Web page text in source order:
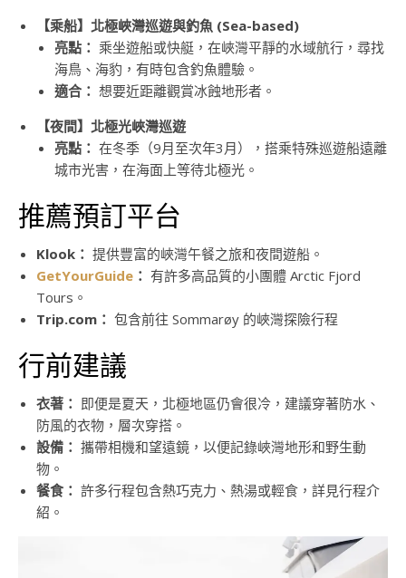
【乘船】北極峽灣巡遊與釣魚 (Sea-based)
亮點： 乘坐遊船或快艇，在峽灣平靜的水域航行，尋找
海鳥、海豹，有時包含釣魚體驗。
適合： 想要近距離觀賞冰蝕地形者。
【夜間】北極光峽灣巡遊
亮點： 在冬季（9月至次年3月），搭乘特殊巡遊船遠離
城市光害，在海面上等待北極光。
推薦預訂平台
Klook： 提供豐富的峽灣午餐之旅和夜間遊船。
GetYourGuide ： 有許多高品質的小團體 Arctic Fjord
Tours。
Trip.com： 包含前往 Sommarøy 的峽灣探險行程
行前建議
衣著： 即便是夏天，北極地區仍會很冷，建議穿著防水、
防風的衣物，層次穿搭。
設備： 攜帶相機和望遠鏡，以便記錄峽灣地形和野生動
物。
餐食： 許多行程包含熱巧克力、熱湯或輕食，詳見行程介
紹。